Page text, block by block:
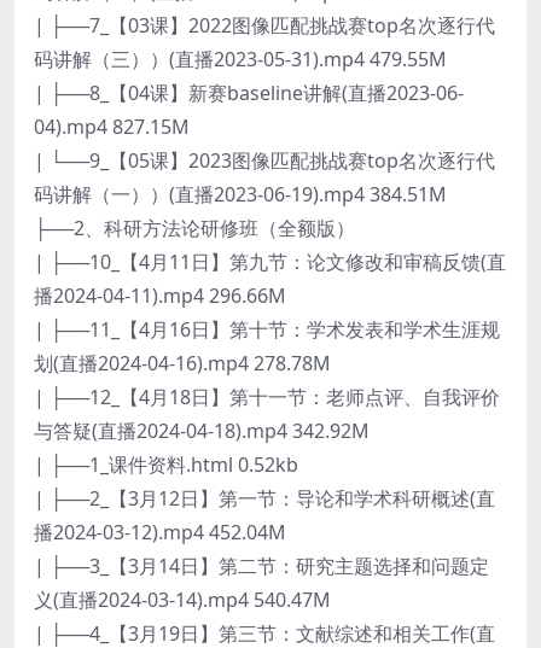
| ├──7_【03课】2022图像匹配挑战赛top名次逐行代
码讲解（三））(直播2023-05-31).mp4 479.55M
| ├──8_【04课】新赛baseline讲解(直播2023-06-
04).mp4 827.15M
| └──9_【05课】2023图像匹配挑战赛top名次逐行代
码讲解（一））(直播2023-06-19).mp4 384.51M
├──2、科研方法论研修班（全额版）
| ├──10_【4月11日】第九节：论文修改和审稿反馈(直
播2024-04-11).mp4 296.66M
| ├──11_【4月16日】第十节：学术发表和学术生涯规
划(直播2024-04-16).mp4 278.78M
| ├──12_【4月18日】第十一节：老师点评、自我评价
与答疑(直播2024-04-18).mp4 342.92M
| ├──1_课件资料.html 0.52kb
| ├──2_【3月12日】第一节：导论和学术科研概述(直
播2024-03-12).mp4 452.04M
| ├──3_【3月14日】第二节：研究主题选择和问题定
义(直播2024-03-14).mp4 540.47M
| ├──4_【3月19日】第三节：文献综述和相关工作(直